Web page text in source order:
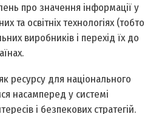
про значення інформації у
та освітніх технологіях (тобто
виробників і перехід їх до
ресурсу для національного
насамперед у системі
і безпекових стратегій.